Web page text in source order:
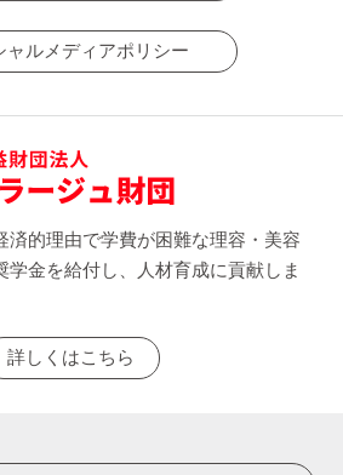
ャルメディアポリシー
済的理由で学費が困難な理容・美容
学金を給付し、人材育成に貢献しま
詳しくはこちら